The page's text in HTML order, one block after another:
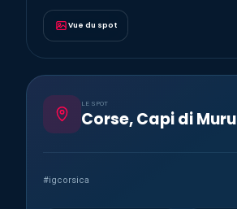
Vue du spot
LE SPOT
Corse, Capi di Muru
#igcorsica